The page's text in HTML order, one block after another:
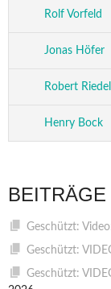
Rolf Vorfeld
Jonas Höfer
Robert Riedel
Henry Bock
BEITRÄGE
Geschützt:
Geschützt:
Geschützt: